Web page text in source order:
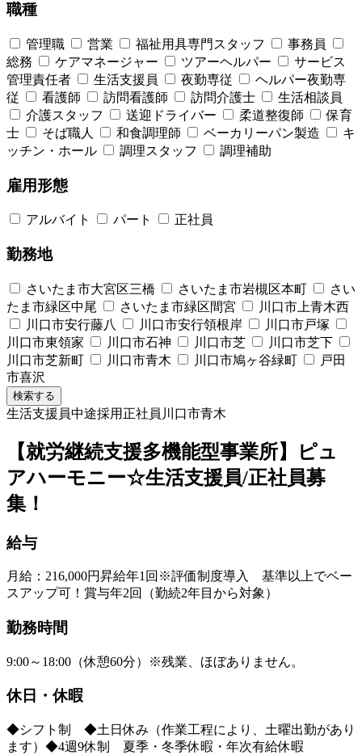
職種
管理職 営業 福祉用具専門スタッフ
事務員
総務
ケアマネージャー ツアーヘルパー
サービス
管理責任者
生活支援員 夜勤専従
ヘルパー夜勤専
従
看護師 訪問看護師 訪問介護士
生活相談員
介護スタッフ
送迎ドライバー 柔道整復師
保育
士
そば職人 和食調理師 ベーカリーパン製造
キ
ッチン・ホール
調理スタッフ 調理補助
雇用形態
アルバイト パート 正社員
勤務地
さいたま市大宮区三橋 さいたま市岩槻区本町
さい
たま市緑区中尾
さいたま市緑区間宮
川口市上青木西
川口市安行藤八
川口市安行領根岸
川口市戸塚
川口市東領家
川口市石神 川口市芝
川口市芝下
川口市芝新町
川口市青木 川口市鳩ヶ谷緑町
戸田
市喜沢
検索する
生活支援員中途採用 正社員 川口市青木
【就労継続支援多機能型事業所】ピュ
アハーモニー☆生活支援員/正社員募
集！
給与
月給：216,000円昇給年1回※評価制度導入 基準以上でベー
スアップ可！賞与年2回（勤続2年目から対象）
勤務時間
9:00～18:00（休憩60分）※残業、ほぼありません。
休日・休暇
◆シフト制 ◆土日休み（作業工程により、土曜出勤があり
ます）◆4週9休制 夏季・冬季休暇・年次有給休暇